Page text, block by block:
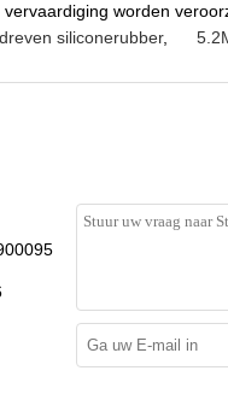
worden
siliconerubber,